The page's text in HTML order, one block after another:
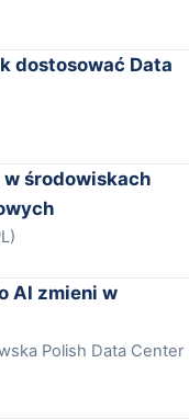
dostosować Data
środowiskach
AI zmieni w
Polish Data Center